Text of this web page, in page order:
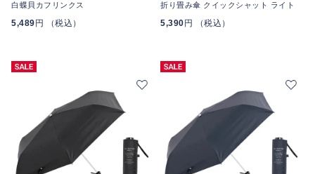
白蝶貝カフリンクス
5,489 円 （税込）
折り畳み傘 クイックシャット ライト
5,390 円 （税込）